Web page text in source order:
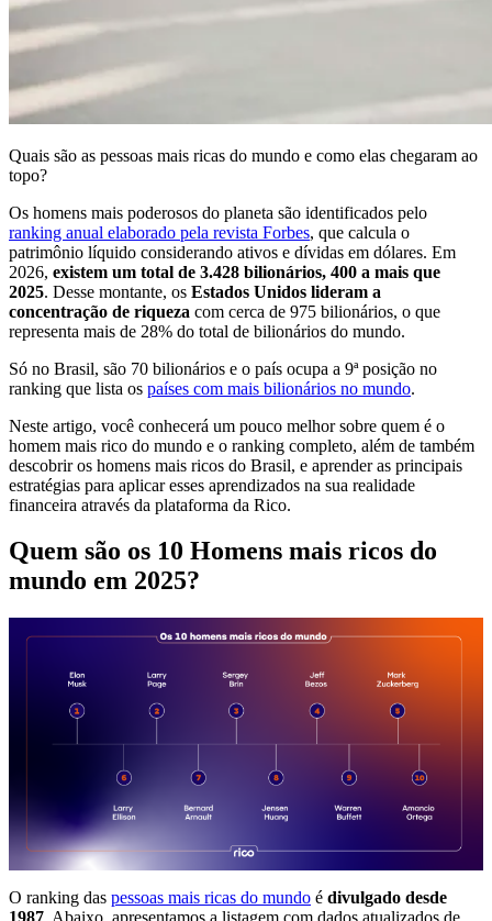
Quais são as pessoas mais ricas do mundo e como elas chegaram ao
topo?
Os homens mais poderosos do planeta são identificados pelo
ranking anual elaborado pela revista Forbes, que calcula o
patrimônio líquido considerando ativos e dívidas em dólares. Em
2026, existem um total de 3.428 bilionários, 400 a mais que
2025. Desse montante, os Estados Unidos lideram a
concentração de riqueza com cerca de 975 bilionários, o que
representa mais de 28% do total de bilionários do mundo.
Só no Brasil, são 70 bilionários e o país ocupa a 9ª posição no
ranking que lista os países com mais bilionários no mundo.
Neste artigo, você conhecerá um pouco melhor sobre quem é o
homem mais rico do mundo e o ranking completo, além de também
descobrir os homens mais ricos do Brasil, e aprender as principais
estratégias para aplicar esses aprendizados na sua realidade
financeira através da plataforma da Rico.
Quem são os 10 Homens mais ricos do
mundo em 2025?
O ranking das pessoas mais ricas do mundo é divulgado desde